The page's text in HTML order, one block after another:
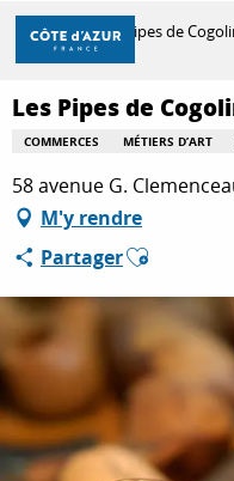
Aller
contenu
principal
DÉCOUVRIR
À FAIRE
SÉJOURNER
Accueil Les Pipes de
Les Pipes de
COMMERCES MÉTIERS D’ART
58 avenue G.
M'y rendre
PartagerAjouter aux